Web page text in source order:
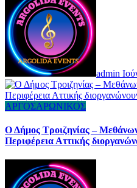
admin
ΑΡΓΟΣΑΡΩΝΙΚΟΣ
Ο Δήμος Τροιζηνίας –
Περιφέρεια Αττικής